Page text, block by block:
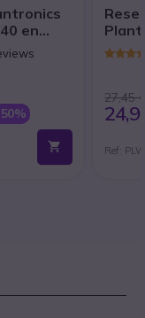
en
27,45
Ref: